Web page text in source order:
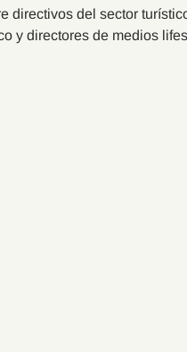
del sector
y directores de medios